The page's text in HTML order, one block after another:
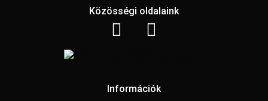
Közösségi oldalaink
Információk